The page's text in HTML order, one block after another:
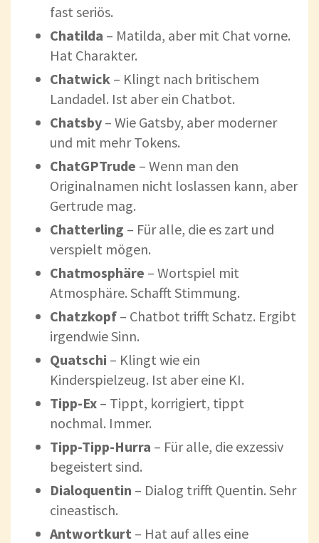
fast seriös.
Chatilda – Matilda, aber mit Chat vorne.
Hat Charakter.
Chatwick – Klingt nach britischem
Landadel. Ist aber ein Chatbot.
Chatsby – Wie Gatsby, aber moderner
und mit mehr Tokens.
ChatGPTrude – Wenn man den
Originalnamen nicht loslassen kann, aber
Gertrude mag.
Chatterling – Für alle, die es zart und
verspielt mögen.
Chatmosphäre – Wortspiel mit
Atmosphäre. Schafft Stimmung.
Chatzkopf – Chatbot trifft Schatz. Ergibt
irgendwie Sinn.
Quatschi – Klingt wie ein
Kinderspielzeug. Ist aber eine KI.
Tipp-Ex – Tippt, korrigiert, tippt
nochmal. Immer.
Tipp-Tipp-Hurra – Für alle, die exzessiv
begeistert sind.
Dialoquentin – Dialog trifft Quentin. Sehr
cineastisch.
Antwortkurt – Hat auf alles eine